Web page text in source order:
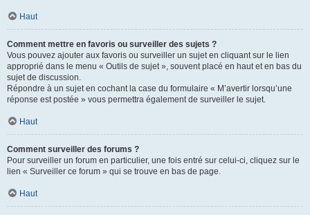
Haut
Comment mettre en favoris ou surveiller des sujets ?
Vous pouvez ajouter aux favoris ou surveiller un sujet en cliquant sur le lien
approprié dans le menu « Outils de sujet », souvent placé en haut et en bas du
sujet de discussion.
Répondre à un sujet en cochant la case du formulaire « M’avertir lorsqu’une
réponse est postée » vous permettra également de surveiller le sujet.
Haut
Comment surveiller des forums ?
Pour surveiller un forum en particulier, une fois entré sur celui-ci, cliquez sur le
lien « Surveiller ce forum » qui se trouve en bas de page.
Haut